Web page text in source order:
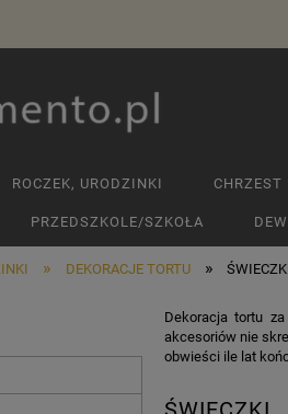
ROCZEK, URODZINKI CHRZEST
PRZEDSZKOLE/SZKOŁA
» DEKORACJE TORTU »
Dekoracja tortu
akcesoriów nie
obwieści ile lat